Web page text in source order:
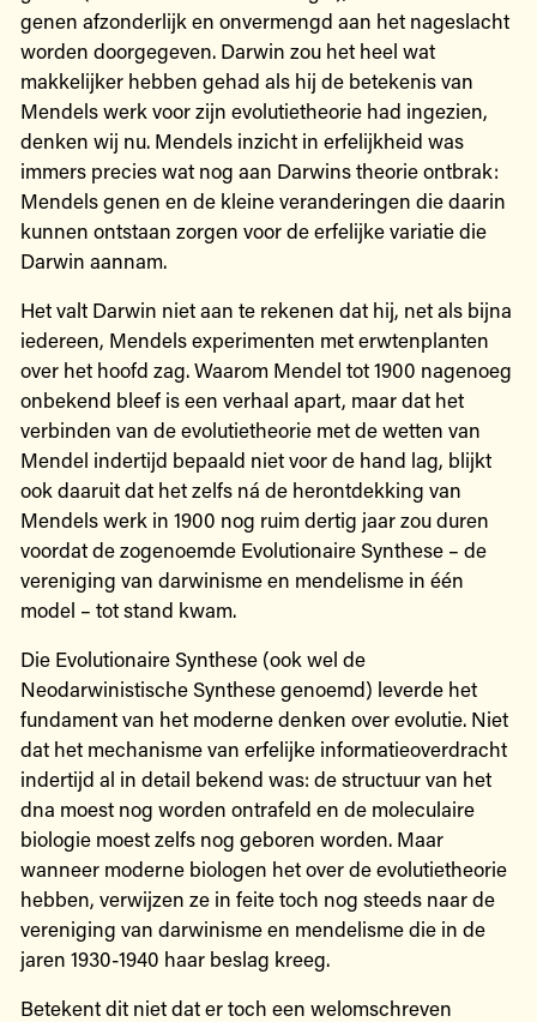
genen afzonderlijk en onvermengd aan het nageslacht
worden doorgegeven. Darwin zou het heel wat
makkelijker hebben gehad als hij de betekenis van
Mendels werk voor zijn evolutietheorie had ingezien,
denken wij nu. Mendels inzicht in erfelijkheid was
immers precies wat nog aan Darwins theorie ontbrak:
Mendels genen en de kleine veranderingen die daarin
kunnen ontstaan zorgen voor de erfelijke variatie die
Darwin aannam.
Het valt Darwin niet aan te rekenen dat hij, net als bijna
iedereen, Mendels experimenten met erwtenplanten
over het hoofd zag. Waarom Mendel tot 1900 nagenoeg
onbekend bleef is een verhaal apart, maar dat het
verbinden van de evolutietheorie met de wetten van
Mendel indertijd bepaald niet voor de hand lag, blijkt
ook daaruit dat het zelfs ná de herontdekking van
Mendels werk in 1900 nog ruim dertig jaar zou duren
voordat de zogenoemde Evolutionaire Synthese – de
vereniging van darwinisme en mendelisme in één
model – tot stand kwam.
Die Evolutionaire Synthese (ook wel de
Neodarwinistische Synthese genoemd) leverde het
fundament van het moderne denken over evolutie. Niet
dat het mechanisme van erfelijke informatieoverdracht
indertijd al in detail bekend was: de structuur van het
dna moest nog worden ontrafeld en de moleculaire
biologie moest zelfs nog geboren worden. Maar
wanneer moderne biologen het over de evolutietheorie
hebben, verwijzen ze in feite toch nog steeds naar de
vereniging van darwinisme en mendelisme die in de
jaren 1930-1940 haar beslag kreeg.
Betekent dit niet dat er toch een welomschreven